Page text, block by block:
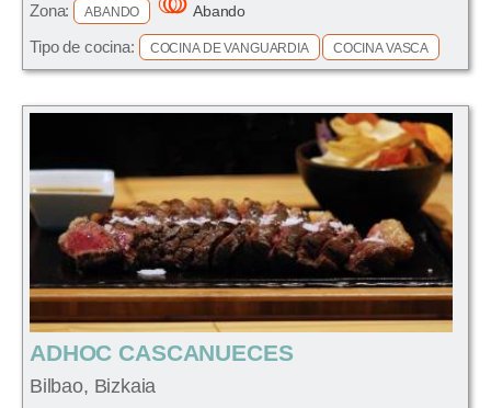
Zona:
ABANDO Abando
Tipo de cocina: COCINA DE VANGUARDIA COCINA VASCA
ADHOC CASCANUECES
Bilbao, Bizkaia